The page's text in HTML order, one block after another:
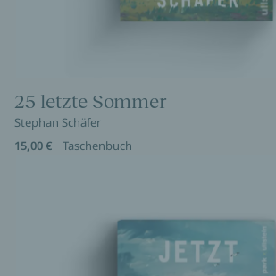
25 letzte Sommer
Stephan Schäfer
15,00 €
Taschenbuch